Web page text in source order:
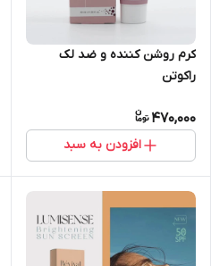
کرم روشن کننده و ضد لک
راکوتن
470,000
افزودن به سبد